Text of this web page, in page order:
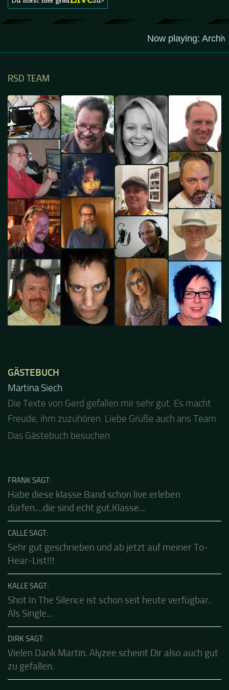
RSD TEAM
GÄSTEBUCH
Jacel
Guten Abend und auch von uns nochmals besten
Dank für die tolle Mucke zur Party! Der aktuelle Live
FRANK SAGT:
dürfen....die sind echt gut.Klasse...
CALLE SAGT:
Hear-List!!!
KALLE SAGT:
Als Single...
DIRK SAGT: